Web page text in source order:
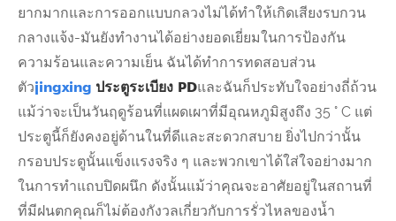
ยากมากและการออกแบบกลวงไม่ได้ทำให้เกิดเสียงรบกวน
กลางแจ้ง-มันยังทำงานได้อย่างยอดเยี่ยมในการป้องกัน
ความร้อนและความเย็น ฉันได้ทำการทดสอบส่วน
ตัวjingxing ประตูระเบียง PDและฉันก็ประทับใจอย่างถี่ถ้วน
แม้ว่าจะเป็นวันฤดูร้อนที่แผดเผาที่มีอุณหภูมิสูงถึง 35 ° C แต่
ประตูนี้ก็ยังคงอยู่ด้านในที่ดีและสะดวกสบาย ยิ่งไปกว่านั้น
กรอบประตูนั้นแข็งแรงจริง ๆ และพวกเขาได้ใส่ใจอย่างมาก
ในการทำแถบปิดผนึก ดังนั้นแม้ว่าคุณจะอาศัยอยู่ในสถานที่
ที่มีฝนตกคุณก็ไม่ต้องกังวลเกี่ยวกับการรั่วไหลของน้ำ